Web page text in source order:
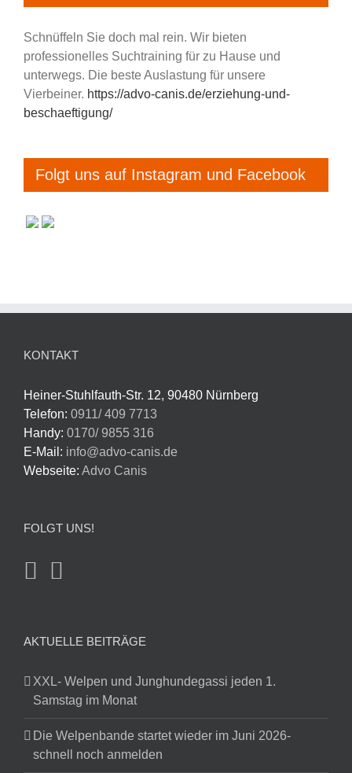
Schnüffeln Sie doch mal rein. Wir bieten
professionelles Suchtraining für zu Hause und
unterwegs. Die beste Auslastung für unsere
Vierbeiner. https://advo-canis.de/erziehung-und-
beschaeftigung/
Folgt uns auf Instagram und Facebook
KONTAKT
Heiner-Stuhlfauth-Str. 12, 90480 Nürnberg
Telefon: 0911/ 409 7713
Handy: 0170/ 9855 316
E-Mail: info@advo-canis.de
Webseite: Advo Canis
FOLGT UNS!
AKTUELLE BEITRÄGE
XXL- Welpen und Junghundegassi jeden 1.
Samstag im Monat
Die Welpenbande startet wieder im Juni 2026-
schnell noch anmelden